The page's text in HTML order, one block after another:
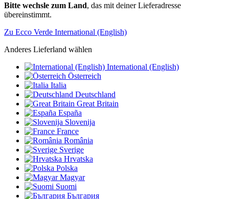
Bitte wechsle zum Land, das mit deiner Lieferadresse
übereinstimmt.
Zu Ecco Verde International (English)
Anderes Lieferland wählen
International (English)
Österreich
Italia
Deutschland
Great Britain
España
Slovenija
France
România
Sverige
Hrvatska
Polska
Magyar
Suomi
България